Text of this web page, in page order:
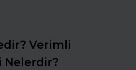
Verimli
Nelerdir?